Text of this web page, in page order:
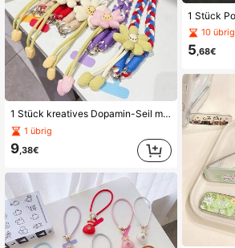
1 Stück kreatives Dopamin-Seil mit Goldfaden-Blume, langes tragbares Anti-Verlust-Lanyard, minimalistischer Anhänger, gewebtes langanhaltend Aufhängeseil für Reisen und Einkaufen
1 übrig
9 ,38€
10 übrig
5 ,68€